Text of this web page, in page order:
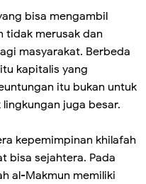
bisa mengambil
tidak merusak dan
masyarakat. Berbeda
kapitalis yang
itu bukan untuk
juga besar.
kepemimpinan khilafah
bisa sejahtera. Pada
al-Makmun memiliki